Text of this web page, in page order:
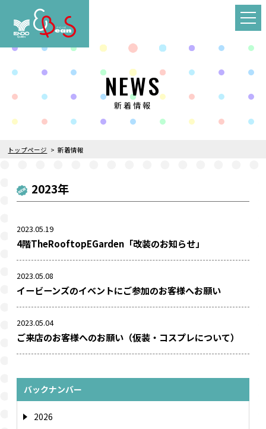
NEWS
新着情報
トップページ 新着情報
2023年
2023.05.19
4階TheRooftopEGarden「改装のお知らせ」
2023.05.08
イービーンズのイベントにご参加のお客様へお願い
2023.05.04
ご来店のお客様へのお願い（仮装・コスプレについて）
バックナンバー
2026